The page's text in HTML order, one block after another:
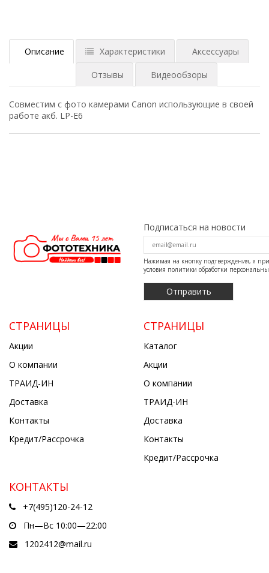
Описание Характеристики Аксессуары
Отзывы Видеообзоры
Совместим с фото камерами Canon использующие в своей
работе акб. LP-E6
Подписаться на новости
Нажимая на кнопку подтверждения, я
условия политики обработки
СТРАНИЦЫ
Акции
О компании
ТРАИД-ИН
Доставка
Контакты
Кредит/Рассрочка
СТРАНИЦЫ
Каталог
Акции
О компании
ТРАИД-ИН
Доставка
Контакты
Кредит/Рассрочка
КОНТАКТЫ
+7(495)120-24-12
Пн—Вс 10:00—22:00
1202412@mail.ru